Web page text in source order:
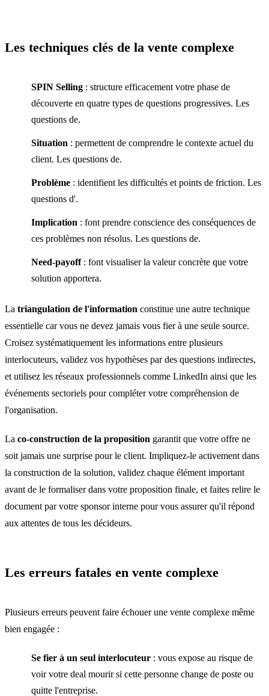
Les techniques clés de la vente complexe
SPIN Selling : structure efficacement votre phase de
découverte en quatre types de questions progressives. Les
questions de.
Situation : permettent de comprendre le contexte actuel du
client. Les questions de.
Problème : identifient les difficultés et points de friction. Les
questions d'.
Implication : font prendre conscience des conséquences de
ces problèmes non résolus. Les questions de.
Need-payoff: font visualiser la valeur concrète que votre
solution apportera.
La triangulation de l'information constitue une autre technique
essentielle car vous ne devez jamais vous fier à une seule source.
Croisez systématiquement les informations entre plusieurs
interlocuteurs, validez vos hypothèses par des questions indirectes,
et utilisez les réseaux professionnels comme LinkedIn ainsi que les
événements sectoriels pour compléter votre compréhension de
l'organisation.
La co-construction de la proposition garantit que votre offre ne
soit jamais une surprise pour le client. Impliquez-le activement dans
la construction de la solution, validez chaque élément important
avant de le formaliser dans votre proposition finale, et faites relire le
document par votre sponsor interne pour vous assurer qu'il répond
aux attentes de tous les décideurs.
Les erreurs fatales en vente complexe
Plusieurs erreurs peuvent faire échouer une vente complexe même
bien engagée :
Se fier à un seul interlocuteur : vous expose au risque de
voir votre deal mourir si cette personne change de poste ou
quitte l'entreprise.